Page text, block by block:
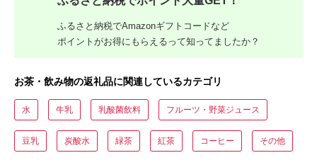
ふるさと納税でAmazonギフトコードなど
ポイントがお得にもらえるって知ってましたか？
お茶・飲み物の返礼品に関連しているカテゴリ
水 牛乳 乳酸菌飲料 フルーツ・野菜ジュース
豆乳 炭酸水 緑茶 紅茶 コーヒー その他